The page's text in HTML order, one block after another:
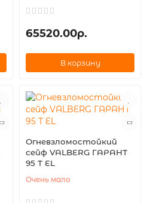
65520.00р.
В корзину
Огневзломостойкий
сейф VALBERG ГАРАНТ
95 T EL
Очень мало